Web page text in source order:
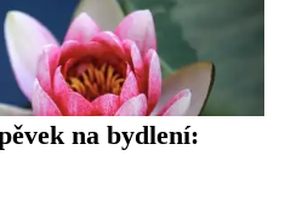
na bydlení: